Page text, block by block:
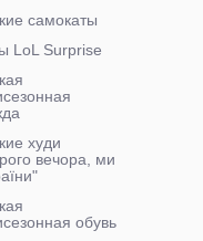
самокаты
LoL Surprise
худи
вечора, ми
обувь